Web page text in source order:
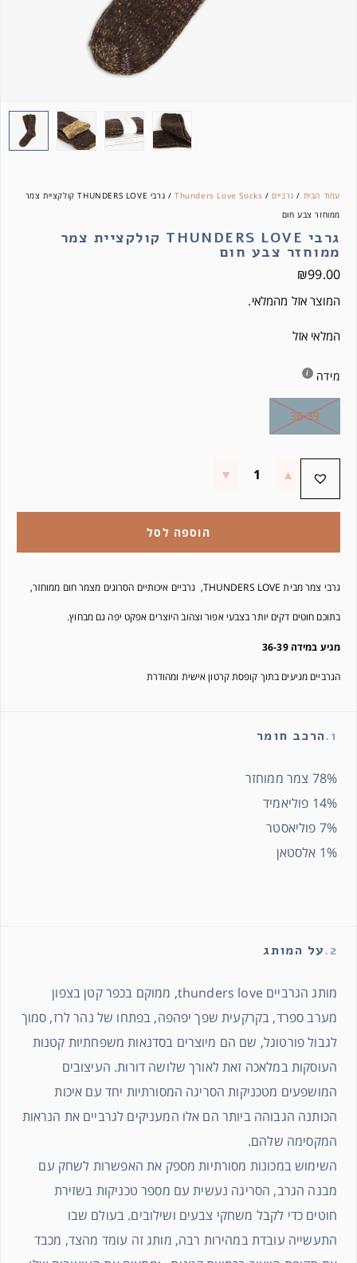
עמוד הבית / גרביים/
Thunders Love Socks
/ גרבי THUNDERS LOVE קולקציית צמר
ממוחזר צבע חום
גרבי THUNDERS LOVE קולקציית צמר
ממוחזר צבע חום
₪99.00
המוצר אזל מהמלאי.
המלאי אזל
מידה
36-39
הוספה לסל
גרבי צמר מבית THUNDERS LOVE, גרביים איכותיים הסרוגים מצמר חום ממוחזר,
בתוכם חוטים דקים יותר בצבעי אפור וצהוב היוצרים אפקט יפה גם מבחוץ.
מגיע במידה 36-39
הגרביים מגיעים בתוך קופסת קרטון אישית ומהודרת
1. הרכב חומר
78% צמר ממוחזר
14% פוליאמיד
7% פוליאסטר
1% אלסטאן
2. על המותג
מותג הגרביים thunders love, ממוקם בכפר קטן בצפון
מערב ספרד, בקרקעית שפך יפהפה, בפתחו של נהר לרז, סמוך
לגבול פורטוגל, שם הם מיוצרים בסדנאות משפחתיות קטנות
העוסקות במלאכה זאת לאורך שלושה דורות. העיצובים
המושפעים מטכניקות הסריגה המסורתיות יחד עם איכות
הכותנה הגבוהה ביותר הם אלו המעניקים לגרביים את הנראות
המקסימה שלהם.
השימוש במכונות מסורתיות מספק את האפשרות לשחק עם
מבנה הגרב, הסריגה נעשית עם מספר טכניקות בשזירת
חוטים כדי לקבל משחקי צבעים ושילובים. בעולם שבו
התעשייה עובדת במהירות רבה, מותג זה עומד מהצד, מכבד